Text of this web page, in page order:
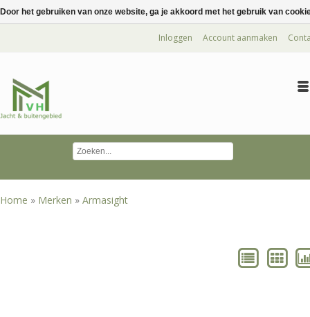
Inloggen Account aanmaken
Home » Merken » Armasight
Door het gebruiken van onze website, ga je akkoord met het gebruik van